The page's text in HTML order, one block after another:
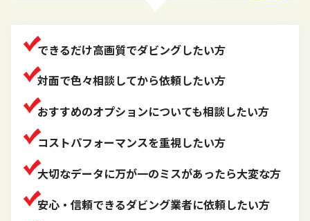
できるだけ高画質でダビングしたい方
対面で色々相談してから依頼したい方
おすすめのオプションについても相談したい方
コストパフォーマンスを重視したい方
大切なデータに万が一のミスがあったら大変な方
安心・信頼できるダビング業者に依頼したい方